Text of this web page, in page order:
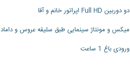
دو دوربین Full HD اپراتور خانم و آقا
میکس و مونتاژ سینمایی طبق سلیقه عروس و داماد
ورودی باغ 1 ساعت